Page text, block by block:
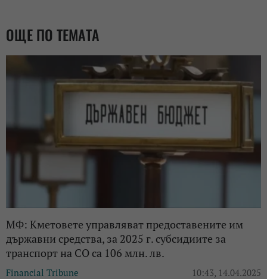
ОЩЕ ПО ТЕМАТА
МФ: Кметовете управляват предоставените им
държавни средства, за 2025 г. субсидиите за
транспорт на СО са 106 млн. лв.
Financial Tribune 10:43, 14.04.2025